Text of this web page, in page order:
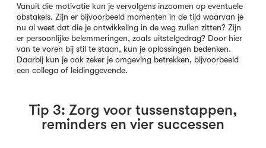
Vanuit die motivatie kun je vervolgens inzoomen op eventuele
obstakels. Zijn er bijvoorbeeld momenten in de tijd waarvan je
nu al weet dat die je ontwikkeling in de weg zullen zitten? Zijn
er persoonlijke belemmeringen, zoals uitstelgedrag? Door hier
van te voren bij stil te staan, kun je oplossingen bedenken.
Daarbij kun je ook zeker je omgeving betrekken, bijvoorbeeld
een collega of leidinggevende.
Tip 3: Zorg voor tussenstappen,
reminders en vier successen